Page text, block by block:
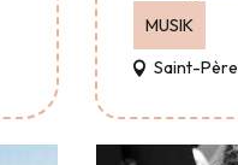
MUSIK
Saint-Père